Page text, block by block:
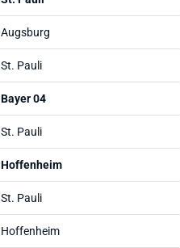
Augsburg
St. Pauli
Bayer 04
St. Pauli
Hoffenheim
St. Pauli
Hoffenheim